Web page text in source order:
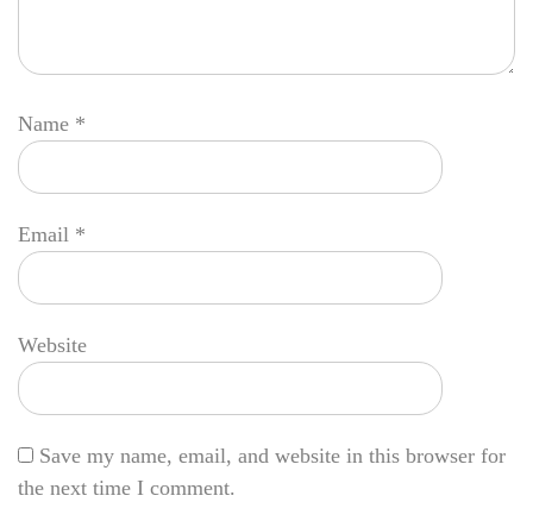
Name *
Email *
Website
Save my name, email, and website in this browser for
the next time I comment.